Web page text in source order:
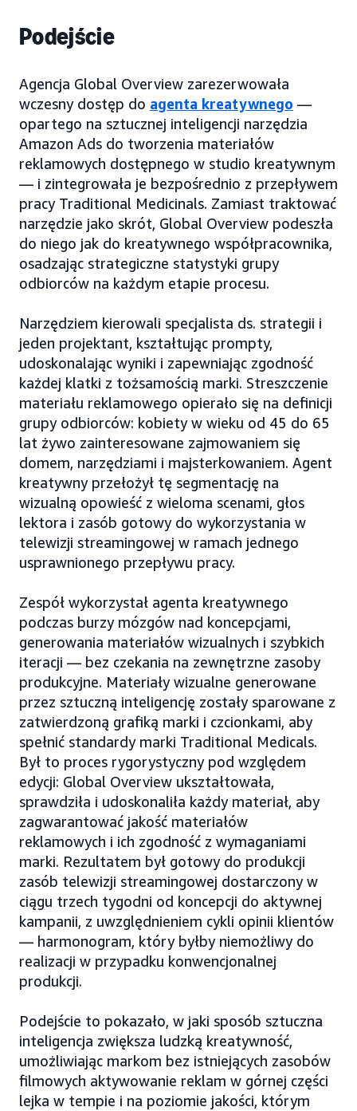
Podejście
Agencja Global Overview zarezerwowała
wczesny dostęp do agenta kreatywnego —
opartego na sztucznej inteligencji narzędzia
Amazon Ads do tworzenia materiałów
reklamowych dostępnego w studio kreatywnym
— i zintegrowała je bezpośrednio z przepływem
pracy Traditional Medicinals. Zamiast traktować
narzędzie jako skrót, Global Overview podeszła
do niego jak do kreatywnego współpracownika,
osadzając strategiczne statystyki grupy
odbiorców na każdym etapie procesu.
Narzędziem kierowali specjalista ds. strategii i
jeden projektant, kształtując prompty,
udoskonalając wyniki i zapewniając zgodność
każdej klatki z tożsamością marki. Streszczenie
materiału reklamowego opierało się na definicji
grupy odbiorców: kobiety w wieku od 45 do 65
lat żywo zainteresowane zajmowaniem się
domem, narzędziami i majsterkowaniem. Agent
kreatywny przełożył tę segmentację na
wizualną opowieść z wieloma scenami, głos
lektora i zasób gotowy do wykorzystania w
telewizji streamingowej w ramach jednego
usprawnionego przepływu pracy.
Zespół wykorzystał agenta kreatywnego
podczas burzy mózgów nad koncepcjami,
generowania materiałów wizualnych i szybkich
iteracji — bez czekania na zewnętrzne zasoby
produkcyjne. Materiały wizualne generowane
przez sztuczną inteligencję zostały sparowane z
zatwierdzoną grafiką marki i czcionkami, aby
spełnić standardy marki Traditional Medicals.
Był to proces rygorystyczny pod względem
edycji: Global Overview ukształtowała,
sprawdziła i udoskonaliła każdy materiał, aby
zagwarantować jakość materiałów
reklamowych i ich zgodność z wymaganiami
marki. Rezultatem był gotowy do produkcji
zasób telewizji streamingowej dostarczony w
ciągu trzech tygodni od koncepcji do aktywnej
kampanii, z uwzględnieniem cykli opinii klientów
— harmonogram, który byłby niemożliwy do
realizacji w przypadku konwencjonalnej
produkcji.
Podejście to pokazało, w jaki sposób sztuczna
inteligencja zwiększa ludzką kreatywność,
umożliwiając markom bez istniejących zasobów
filmowych aktywowanie reklam w górnej części
lejka w tempie i na poziomie jakości, którym